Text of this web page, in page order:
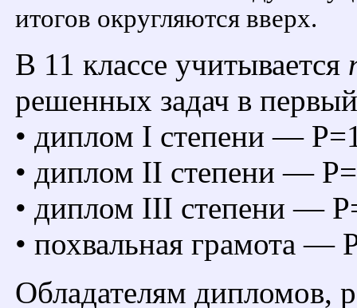
итогов округляются вверх.
В 11 классе учитывается
решенных задач в
• диплом I степени —
• диплом II степени —
• диплом III степени —
• похвальная грамота —
Обладателям дипломов,